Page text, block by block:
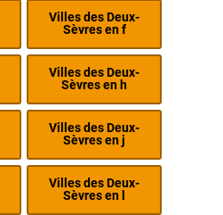
Villes des Deux-
Sèvres en f
Villes des Deux-
Sèvres en h
Villes des Deux-
Sèvres en j
Villes des Deux-
Sèvres en l